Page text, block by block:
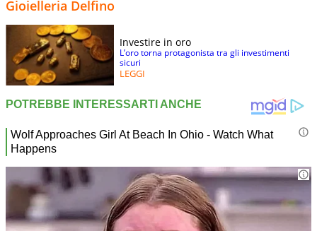
Gioielleria Delfino
Investire in oro
L’oro torna protagonista tra gli investimenti
sicuri
LEGGI